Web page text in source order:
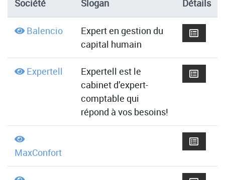
Société Slogan Détails
Balencio
Expert en gestion du
capital humain
Expertell
Expertell est le
cabinet d’expert-
comptable qui
répond à vos besoins!
MaxConfort